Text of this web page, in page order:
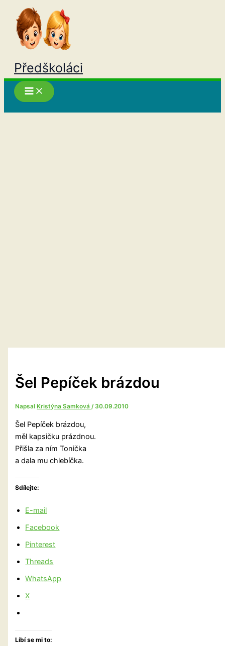
Přeskočit
obsah
Předškoláci
Šel Pepíček brázdou
Napsal Kristýna Samková/ 30.09.2010
Šel Pepíček brázdou,
měl kapsičku prázdnou.
Přišla za ním Tonička
a dala mu chlebíčka.
Sdílejte:
E-mail
Facebook
Pinterest
Threads
WhatsApp
X
Líbí se mi to: